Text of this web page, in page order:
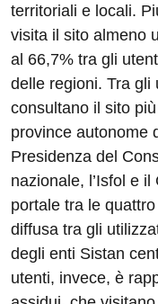
territoriali e locali.
visita il sito almeno
al 66,7% tra gli
delle regioni. Tra gli
consultano il sito
province autonome
Presidenza del
nazionale, l’Isfol e
portale tra le
diffusa tra gli
degli enti Sistan
utenti, invece, è